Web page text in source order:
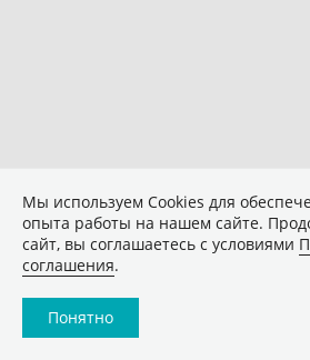
Мы используем Сookies для
опыта работы на нашем сайте.
сайт, вы соглашаетесь с условиями
соглашения.
Понятно